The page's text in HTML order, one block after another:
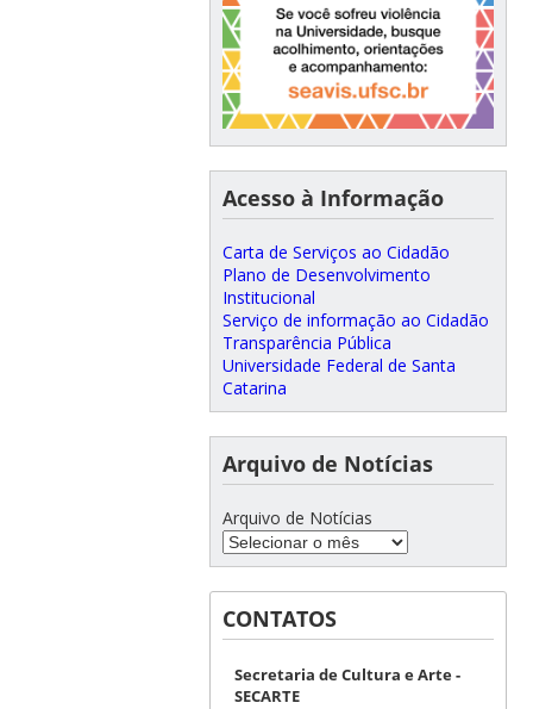
Acesso à Informação
Carta de Serviços ao Cidadão
Plano de Desenvolvimento
Institucional
Serviço de informação ao Cidadão
Transparência Pública
Universidade Federal de Santa
Catarina
Arquivo de Notícias
Arquivo de Notícias
CONTATOS
Secretaria de Cultura e Arte -
SECARTE